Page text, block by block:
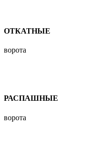
ОТКАТНЫЕ
ворота
РАСПАШНЫЕ
ворота